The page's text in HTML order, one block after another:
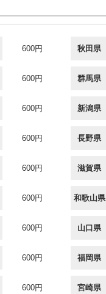
600円 秋田県
600円 群馬県
600円 新潟県
600円 長野県
600円 滋賀県
600円 和歌山県
600円 山口県
600円 福岡県
600円 宮崎県